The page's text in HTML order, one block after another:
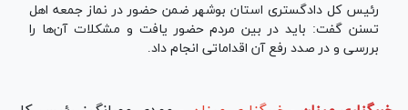
رئیس کل دادگستری استان بوشهر ضمن حضور در نماز جمعه اهل
تسنن گفت: باید در بین مردم حضور یافت و مشکلات آن‌ها را
بررسی و در صدد رفع آن اقداماتی انجام داد.